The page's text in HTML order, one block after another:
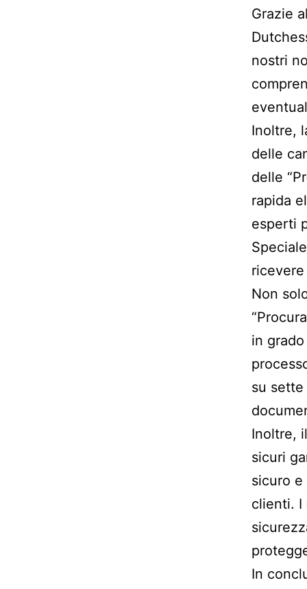
Grazie
nostri
Inoltre,
delle
delle
rapida
esperti
Non
in
su
Inoltre,
sicuri
sicuro
clienti. I
In